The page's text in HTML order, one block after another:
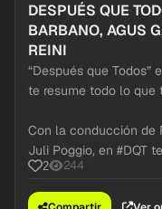
DESPUÉS QUE
BARBANO, AGUS
REINI
“Después que Todos”
te resume todo lo que
Con la conducción de
Juli Poggio, en #DQT
2 244